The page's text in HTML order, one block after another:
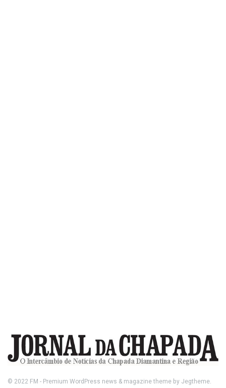
© 2022 FM - Premium WordPress news & magazine theme by Jegtheme.